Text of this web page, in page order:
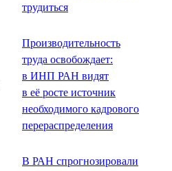
трудиться
Производительность
труда освобождает:
в ИНП РАН видят
в её росте источник
необходимого кадрового
перераспределения
В РАН спрогнозировали